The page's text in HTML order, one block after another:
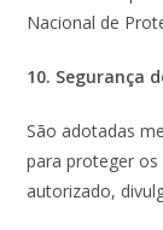
Nacional de
10. Segurança
São adotadas
para proteger
autorizado,